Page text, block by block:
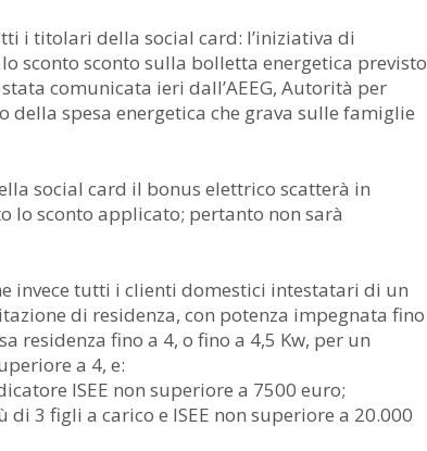
i titolari della social card: l’iniziativa di
sconto sconto sulla bolletta energetica previsto
comunicata ieri dall’AEEG, Autorità per
della spesa energetica che grava sulle famiglie
social card il bonus elettrico scatterà in
sconto applicato; pertanto non sarà
invece tutti i clienti domestici intestatari di un
di residenza, con potenza impegnata fino
residenza fino a 4, o fino a 4,5 Kw, per un
a 4, e:
ISEE non superiore a 7500 euro;
3 figli a carico e ISEE non superiore a 20.000